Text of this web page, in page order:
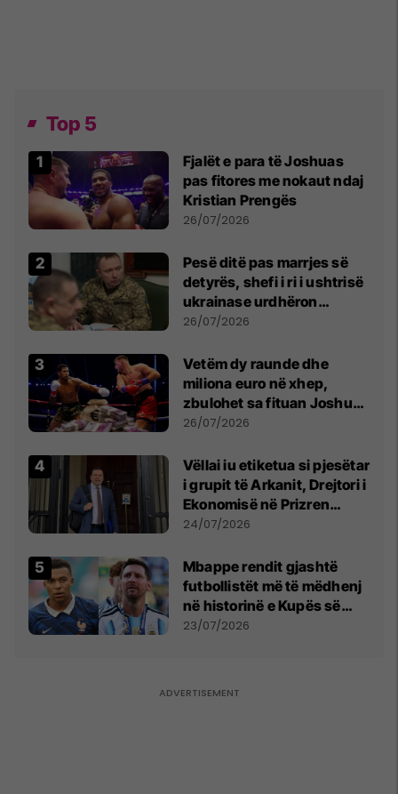
Top 5
Fjalët e para të Joshuas
pas fitores me nokaut ndaj
Kristian Prengës
26/07/2026
Pesë ditë pas marrjes së
detyrës, shefi i ri i ushtrisë
ukrainase urdhëron
kontroll të madh
26/07/2026
Vetëm dy raunde dhe
miliona euro në xhep,
zbulohet sa fituan Joshua
e Prenga
26/07/2026
Vëllai iu etiketua si pjesëtar
i grupit të Arkanit, Drejtori i
Ekonomisë në Prizren
mohon pretendimet
24/07/2026
Mbappe rendit gjashtë
futbollistët më të mëdhenj
në historinë e Kupës së
Botës, Messi mbetet i dyti
23/07/2026